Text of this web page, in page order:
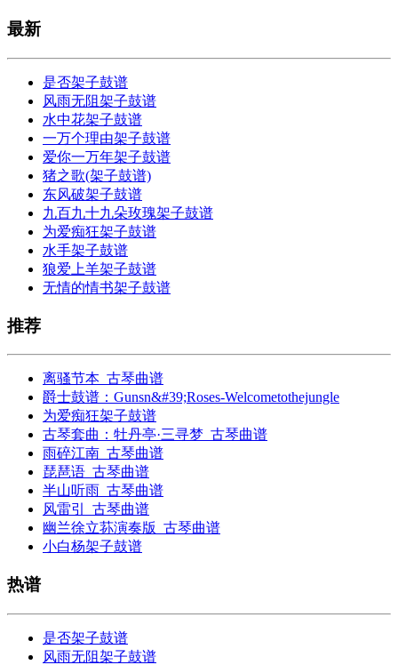
最新
是否架子鼓谱
风雨无阻架子鼓谱
水中花架子鼓谱
一万个理由架子鼓谱
爱你一万年架子鼓谱
猪之歌(架子鼓谱)
东风破架子鼓谱
九百九十九朵玫瑰架子鼓谱
为爱痴狂架子鼓谱
水手架子鼓谱
狼爱上羊架子鼓谱
无情的情书架子鼓谱
推荐
离骚节本_古琴曲谱
爵士鼓谱：Gunsn&#39;Roses-Welcometothejungle
为爱痴狂架子鼓谱
古琴套曲：牡丹亭·三寻梦_古琴曲谱
雨碎江南_古琴曲谱
琵琶语_古琴曲谱
半山听雨_古琴曲谱
风雷引_古琴曲谱
幽兰徐立荪演奏版_古琴曲谱
小白杨架子鼓谱
热谱
是否架子鼓谱
风雨无阻架子鼓谱